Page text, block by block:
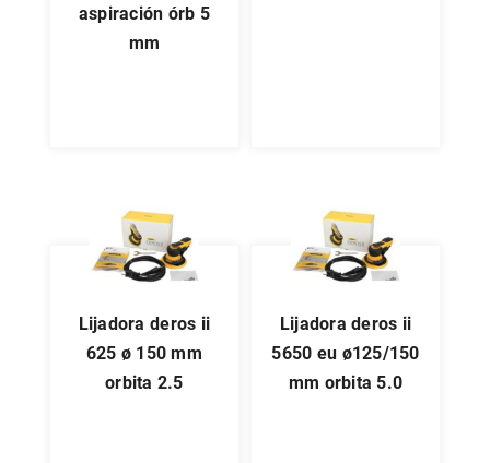
aspiración órb 5
mm
lijadora deros ii
625 ø 150 mm
orbita 2.5
lijadora deros ii
5650 eu ø125/150
mm orbita 5.0